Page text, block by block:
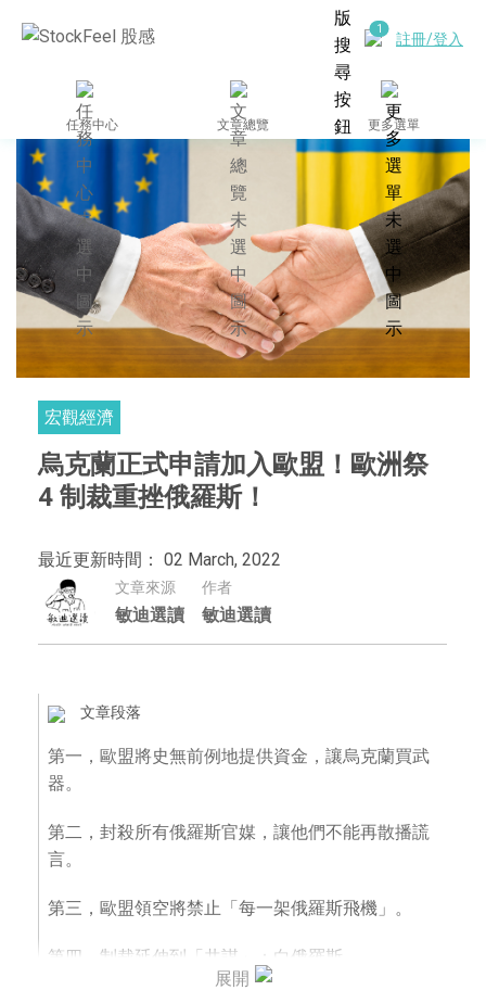
註冊/登入
任務中心 文章總覽 更多選單
宏觀經濟
烏克蘭正式申請加入歐盟！歐洲祭
4 制裁重挫俄羅斯！
最近更新時間： 02 March, 2022
文章來源
敏迪選讀
作者
敏迪選讀
文章段落
第一，歐盟將史無前例地提供資金，讓烏克蘭買武
器。
第二，封殺所有俄羅斯官媒，讓他們不能再散播謊
言。
第三，歐盟領空將禁止「每一架俄羅斯飛機」。
第四，制裁延伸到「共謀」：白俄羅斯。
展開